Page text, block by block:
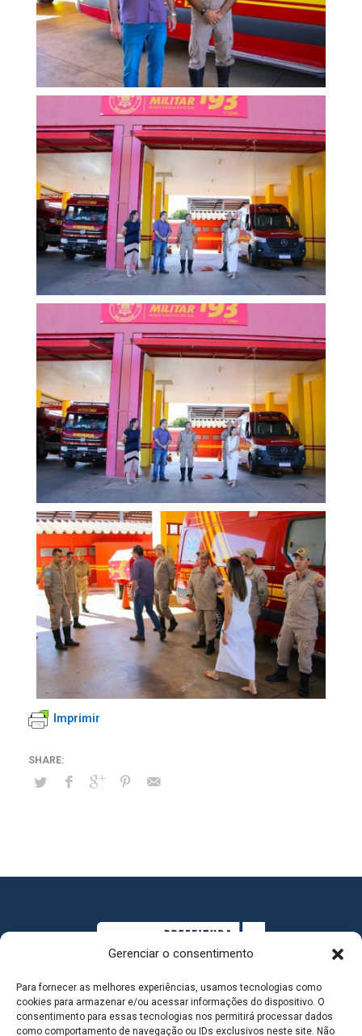
Gerenciar o consentimento
Para fornecer as melhores experiências, usamos tecnologias como
cookies para armazenar e/ou acessar informações do dispositivo. O
consentimento para essas tecnologias nos permitirá processar dados
como comportamento de navegação ou IDs exclusivos neste site. Não
Imprimir